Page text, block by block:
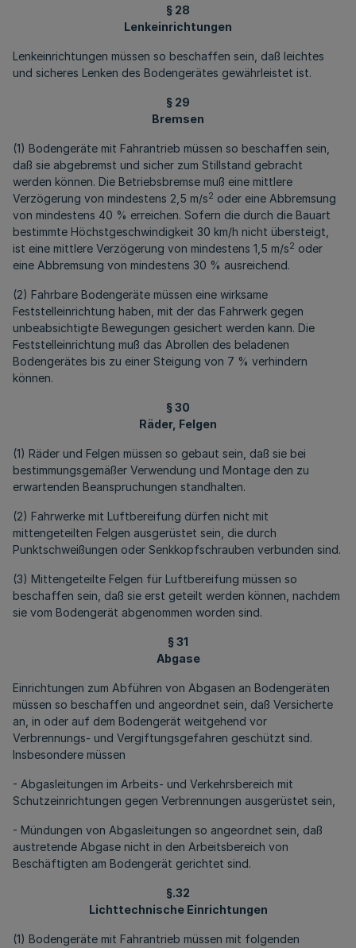
§ 28
Lenkeinrichtungen
Lenkeinrichtungen müssen so beschaffen sein, daß leichtes
und sicheres Lenken des Bodengerätes gewährleistet ist.
§ 29
Bremsen
(1) Bodengeräte mit Fahrantrieb müssen so beschaffen sein,
daß sie abgebremst und sicher zum Stillstand gebracht
werden können. Die Betriebsbremse muß eine mittlere
Verzögerung von mindestens 2,5 m/s2 oder eine Abbremsung
von mindestens 40 % erreichen. Sofern die durch die Bauart
bestimmte Höchstgeschwindigkeit 30 km/h nicht übersteigt,
ist eine mittlere Verzögerung von mindestens 1,5 m/s2 oder
eine Abbremsung von mindestens 30 % ausreichend.
(2) Fahrbare Bodengeräte müssen eine wirksame
Feststelleinrichtung haben, mit der das Fahrwerk gegen
unbeabsichtigte Bewegungen gesichert werden kann. Die
Feststelleinrichtung muß das Abrollen des beladenen
Bodengerätes bis zu einer Steigung von 7 % verhindern
können.
§ 30
Räder, Felgen
(1) Räder und Felgen müssen so gebaut sein, daß sie bei
bestimmungsgemäßer Verwendung und Montage den zu
erwartenden Beanspruchungen standhalten.
(2) Fahrwerke mit Luftbereifung dürfen nicht mit
mittengeteilten Felgen ausgerüstet sein, die durch
Punktschweißungen oder Senkkopfschrauben verbunden sind.
(3) Mittengeteilte Felgen für Luftbereifung müssen so
beschaffen sein, daß sie erst geteilt werden können, nachdem
sie vom Bodengerät abgenommen worden sind.
§ 31
Abgase
Einrichtungen zum Abführen von Abgasen an Bodengeräten
müssen so beschaffen und angeordnet sein, daß Versicherte
an, in oder auf dem Bodengerät weitgehend vor
Verbrennungs- und Vergiftungsgefahren geschützt sind.
Insbesondere müssen
- Abgasleitungen im Arbeits- und Verkehrsbereich mit
Schutzeinrichtungen gegen Verbrennungen ausgerüstet sein,
- Mündungen von Abgasleitungen so angeordnet sein, daß
austretende Abgase nicht in den Arbeitsbereich von
Beschäftigten am Bodengerät gerichtet sind.
§.32
Lichttechnische Einrichtungen
(1) Bodengeräte mit Fahrantrieb müssen mit folgenden